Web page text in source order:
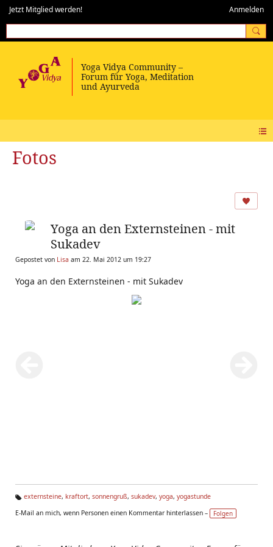
Jetzt Mitglied werden! Anmelden
Fotos
Yoga an den Externsteinen - mit
Sukadev
Gepostet von Lisa am 22. Mai 2012 um 19:27
Yoga an den Externsteinen - mit Sukadev
g
externsteine, kraftort, sonnengruß, sukadev, yoga, yogastunde
E-Mail an mich, wenn Personen einen Kommentar hinterlassen –
Folgen